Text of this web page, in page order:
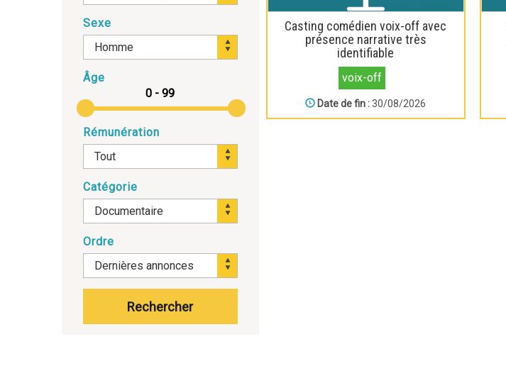
Sexe
Âge
Rémunération
Catégorie
Ordre
Casting comédien voix-off avec
présence narrative très
identifiable
voix-off
Date de fin :30/08/2026